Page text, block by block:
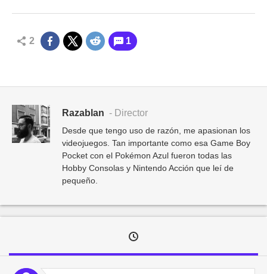
2 1
Razablan - Director
Desde que tengo uso de razón, me apasionan los
videojuegos. Tan importante como esa Game Boy
Pocket con el Pokémon Azul fueron todas las
Hobby Consolas y Nintendo Acción que leí de
pequeño.